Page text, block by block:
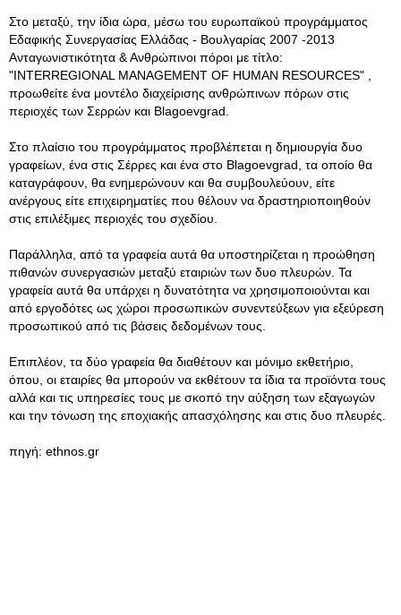
Στο μεταξύ, την ίδια ώρα, μέσω του ευρωπαϊκού προγράμματος
Εδαφικής Συνεργασίας Ελλάδας - Βουλγαρίας 2007 -2013
Ανταγωνιστικότητα & Ανθρώπινοι πόροι με τίτλο:
"INTERREGIONAL MANAGEMENT OF HUMAN RESOURCES" ,
προωθείτε ένα μοντέλο διαχείρισης ανθρώπινων πόρων στις
περιοχές των Σερρών και Blagoevgrad.
Στο πλαίσιο του προγράμματος προβλέπεται η δημιουργία δυο
γραφείων, ένα στις Σέρρες και ένα στο Blagoevgrad, τα οποίο θα
καταγράφουν, θα ενημερώνουν και θα συμβουλεύουν, είτε
ανέργους είτε επιχειρηματίες που θέλουν να δραστηριοποιηθούν
στις επιλέξιμες περιοχές του σχεδίου.
Παράλληλα, από τα γραφεία αυτά θα υποστηρίζεται η προώθηση
πιθανών συνεργασιών μεταξύ εταιριών των δυο πλευρών. Τα
γραφεία αυτά θα υπάρχει η δυνατότητα να χρησιμοποιούνται και
από εργοδότες ως χώροι προσωπικών συνεντεύξεων για εξεύρεση
προσωπικού από τις βάσεις δεδομένων τους.
Επιπλέον, τα δύο γραφεία θα διαθέτουν και μόνιμο εκθετήριο,
όπου, οι εταιρίες θα μπορούν να εκθέτουν τα ίδια τα προϊόντα τους
αλλά και τις υπηρεσίες τους με σκοπό την αύξηση των εξαγωγών
και την τόνωση της εποχιακής απασχόλησης και στις δυο πλευρές.
πηγή: ethnos.gr